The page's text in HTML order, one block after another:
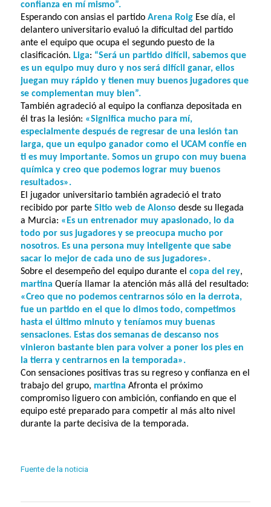
confianza en mí mismo”.
Esperando con ansias el partido Arena RoigEse día, el
delantero universitario evaluó la dificultad del partido
ante el equipo que ocupa el segundo puesto de la
clasificación. Liga: “Será un partido difícil, sabemos que
es un equipo muy duro y nos será difícil ganar, ellos
juegan muy rápido y tienen muy buenos jugadores que
se complementan muy bien”.
También agradeció al equipo la confianza depositada en
él tras la lesión: «Significa mucho para mí,
especialmente después de regresar de una lesión tan
larga, que un equipo ganador como el UCAM confíe en
ti es muy importante. Somos un grupo con muy buena
química y creo que podemos lograr muy buenos
resultados».
El jugador universitario también agradeció el trato
recibido por parte Sitio web de Alonso desde su llegada
a Murcia: «Es un entrenador muy apasionado, lo da
todo por sus jugadores y se preocupa mucho por
nosotros. Es una persona muy inteligente que sabe
sacar lo mejor de cada uno de sus jugadores».
Sobre el desempeño del equipo durante el copa del rey,
martina Quería llamar la atención más allá del resultado:
«Creo que no podemos centrarnos sólo en la derrota,
fue un partido en el que lo dimos todo, competimos
hasta el último minuto y teníamos muy buenas
sensaciones. Estas dos semanas de descanso nos
vinieron bastante bien para volver a poner los pies en
la tierra y centrarnos en la temporada».
Con sensaciones positivas tras su regreso y confianza en el
trabajo del grupo, martina Afronta el próximo
compromiso liguero con ambición, confiando en que el
equipo esté preparado para competir al más alto nivel
durante la parte decisiva de la temporada.
Fuente de la noticia